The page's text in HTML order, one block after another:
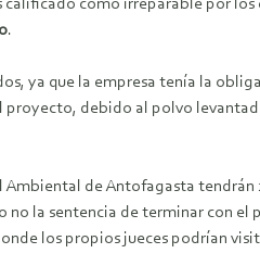
como irreparable por los
.
ya que la empresa tenía la
debido al polvo
de Antofagasta
la sentencia de terminar con
los propios jueces podrían